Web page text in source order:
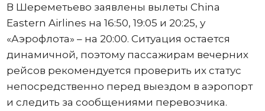
В Шереметьево заявлены вылеты China
Eastern Airlines на 16:50, 19:05 и 20:25, у
«Аэрофлота» – на 20:00. Ситуация остается
динамичной, поэтому пассажирам вечерних
рейсов рекомендуется проверить их статус
непосредственно перед выездом в аэропорт
и следить за сообщениями перевозчика.